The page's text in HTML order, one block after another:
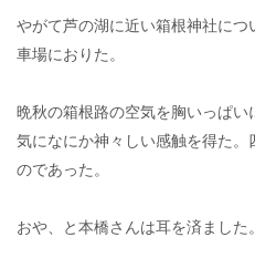
やがて芦の湖に近い箱根神社に
車場におりた。
晩秋の箱根路の空気を胸いっぱ
気になにか神々しい感触を得た
のであった。
おや、と本橋さんは耳を済ました。